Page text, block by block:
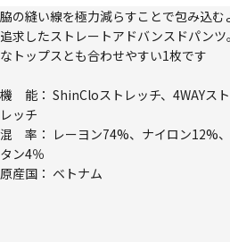
脇の縫い線を極力減らすことで包み込
追求したストレートアドバンスドパン
なトップスとも合わせやすい1枚です
機 能： ShinCloストレッチ、4WAYス
レッチ
混 率： レーヨン74%、ナイロン12%
タン4％
原産国： ベトナム